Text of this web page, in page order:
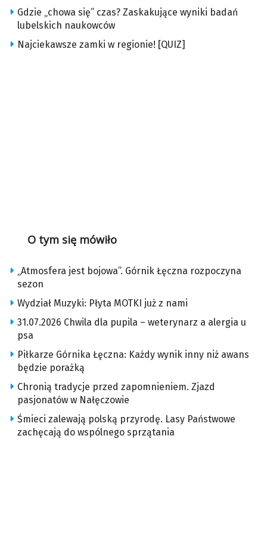
Gdzie „chowa się” czas? Zaskakujące wyniki badań
lubelskich naukowców
Najciekawsze zamki w regionie! [QUIZ]
O tym się mówiło
„Atmosfera jest bojowa”. Górnik Łęczna rozpoczyna
sezon
Wydział Muzyki: Płyta MOTKI już z nami
31.07.2026 Chwila dla pupila – weterynarz a alergia u
psa
Piłkarze Górnika Łęczna: Każdy wynik inny niż awans
będzie porażką
Chronią tradycje przed zapomnieniem. Zjazd
pasjonatów w Nałęczowie
Śmieci zalewają polską przyrodę. Lasy Państwowe
zachęcają do wspólnego sprzątania